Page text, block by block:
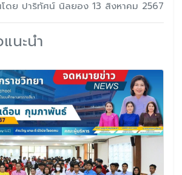
โดย ปาริทัศน์ นิลยอง 13 สิงหาคม 2567
นะนำ